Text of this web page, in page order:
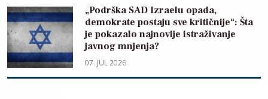
„Podrška SAD Izraelu opada,
demokrate postaju sve kritičnije“: Šta
je pokazalo najnovije istraživanje
javnog mnjenja?
07. JUL 2026